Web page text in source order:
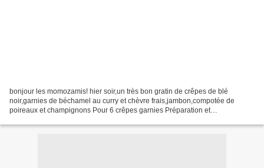
bonjour les momozamis! hier soir,un très bon gratin de crêpes de blé
noir,garnies de béchamel au curry et chèvre frais,jambon,compotée de
poireaux et champignons Pour 6 crêpes garnies Préparation et